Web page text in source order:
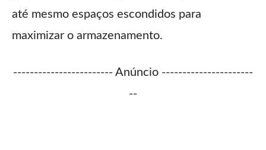
até mesmo espaços escondidos para
maximizar o armazenamento.
------------------------ Anúncio ----------------------
--